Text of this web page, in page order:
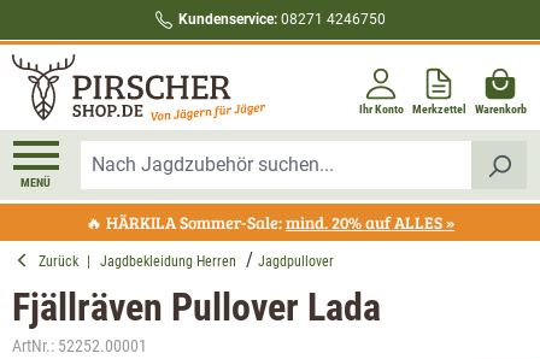
Kundenservice: 08271 4246750
Ihr Konto Merkzettel Warenkorb
MENÜ
🔥 HÄRKILA Sommer-Sale:mind. 20% auf ALLES »
Zurück Jagdbekleidung Herren Jagdpullover
Fjällräven Pullover Lada
ArtNr.: 52252.00001